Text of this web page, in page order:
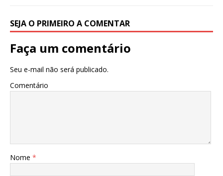
SEJA O PRIMEIRO A COMENTAR
Faça um comentário
Seu e-mail não será publicado.
Comentário
Nome *